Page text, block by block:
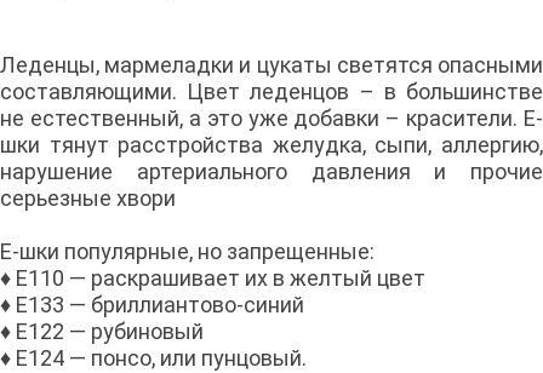
Леденцы, мармеладки и цукаты светятся опасными
составляющими. Цвет леденцов – в большинстве
не естественный, а это уже добавки – красители. Е-
шки тянут расстройства желудка, сыпи, аллергию,
нарушение артериального давления и прочие
серьезные хвори
Е-шки популярные, но запрещенные:
♦ Е110 — раскрашивает их в желтый цвет
♦ Е133 — бриллиантово-синий
♦ Е122 — рубиновый
♦ Е124 — понсо, или пунцовый.